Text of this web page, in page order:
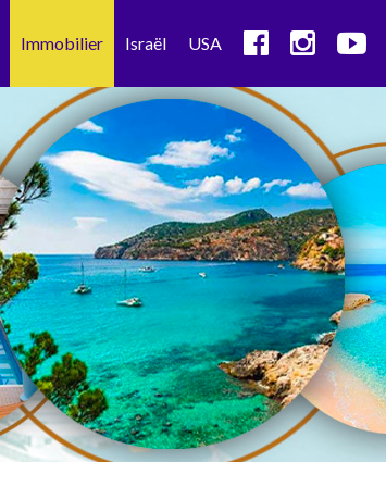
Immobilier Israël USA